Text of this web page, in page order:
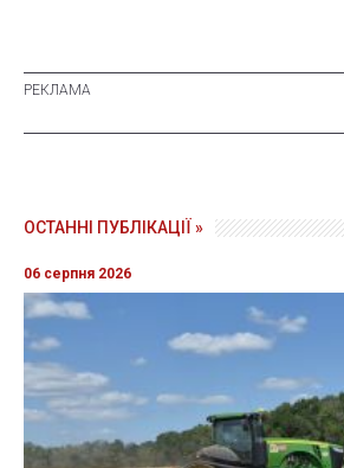
ОСТАННІ ПУБЛІКАЦІЇ »
06 серпня 2026